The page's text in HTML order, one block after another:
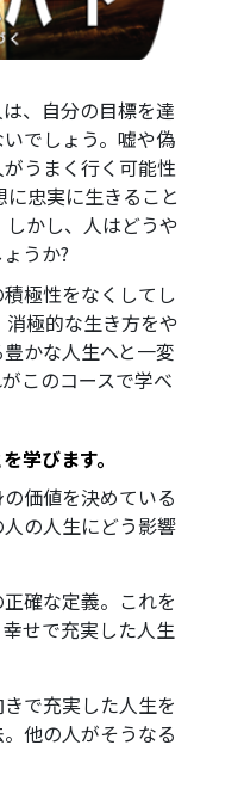
、自分の目標を達
でしょう。嘘や偽
うまく行く可能性
忠実に生きること
かし、人はどうや
うか?
極性をなくしてし
消極的な生き方をや
かな人生へと一変
このコースで学べ
学びます。
価値を決めている
の人生にどう影響
確な定義。これを
せで充実した人生
で充実した人生を
他の人がそうなる